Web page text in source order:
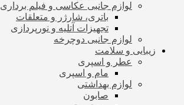
لوازم جانبی عکاسی و فیلم برداری
باتری، شارژر و متعلقات
تجهیزات آتلیه و نورپردازی
لوازم جانبی دوچرخه
زیبایی و سلامت
عطر و اسپری
مام و اسپری
لوازم بهداشتی
صابون